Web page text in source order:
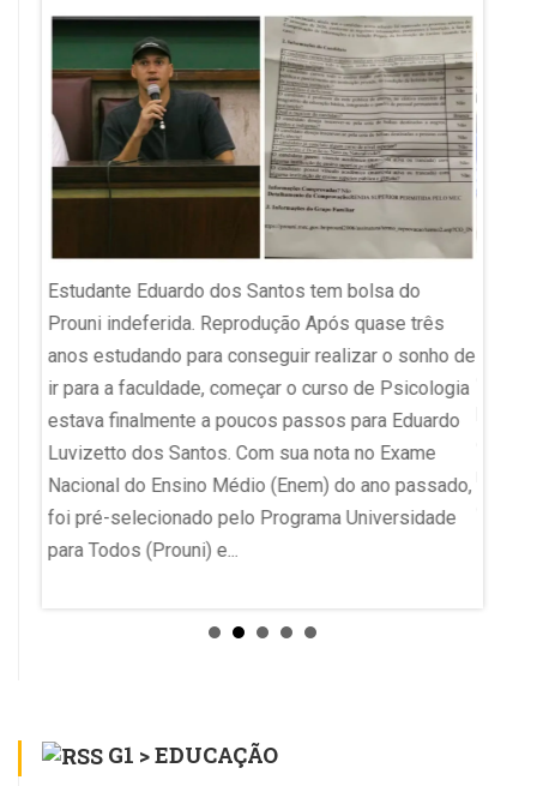
Estudante Eduardo dos Santos tem bolsa do
Prouni indeferida. Reprodução Após quase três
anos estudando para conseguir realizar o sonho de
ir para a faculdade, começar o curso de Psicologia
estava finalmente a poucos passos para Eduardo
Luvizetto dos Santos. Com sua nota no Exame
Nacional do Ensino Médio (Enem) do ano passado,
foi pré-selecionado pelo Programa Universidade
para Todos (Prouni) e...
G1 > EDUCAÇÃO